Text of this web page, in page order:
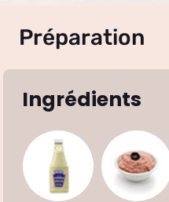
Préparation
Ingrédients